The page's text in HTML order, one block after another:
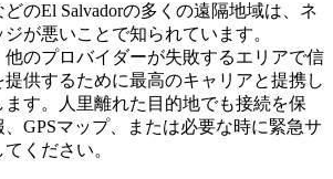
どのEl Salvadorの多くの遠隔地域は、ネ
が悪いことで知られています。
他のプロバイダーが失敗するエリアで信
供するために最高のキャリアと提携し
す。人里離れた目的地でも接続を保
GPSマップ、または必要な時に緊急サ
ください。